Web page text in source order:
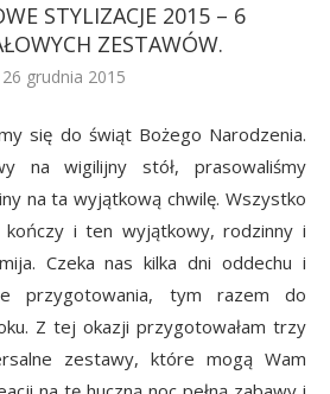
STYLIZACJE 2015 – 6
ZESTAWÓW.
26 grudnia 2015
się do świąt Bożego Narodzenia.
na wigilijny stół, prasowaliśmy
na ta wyjątkową chwilę. Wszystko
i ten wyjątkowy, rodzinny i
Czeka nas kilka dni oddechu i
przygotowania, tym razem do
Z tej okazji przygotowałam trzy
zestawy, które mogą Wam